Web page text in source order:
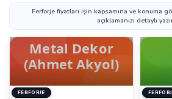
Ferforje fiyatları işin kapsamına ve konuma
açıklamanızı detaylı
FERFORJE